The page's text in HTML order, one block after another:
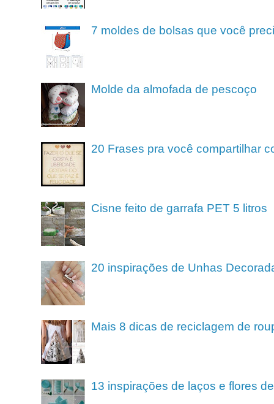
7 moldes de bolsas que você
Molde da almofada de pescoço
20 Frases pra você compartilhar
Cisne feito de garrafa PET 5 litros
20 inspirações de Unhas
Mais 8 dicas de reciclagem de
13 inspirações de laços e flores